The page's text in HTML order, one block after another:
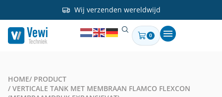
Wij verzenden wereldwijd
0
HOME/ PRODUCT
/ VERTICALE TANK MET MEMBRAAN FLAMCO FLEXCON